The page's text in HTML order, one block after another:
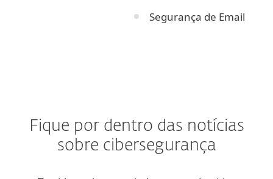
Segurança de Email
Fique por dentro das notícias
sobre cibersegurança